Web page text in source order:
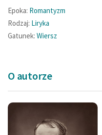
Epoka: Romantyzm
Rodzaj: Liryka
Gatunek: Wiersz
O autorze